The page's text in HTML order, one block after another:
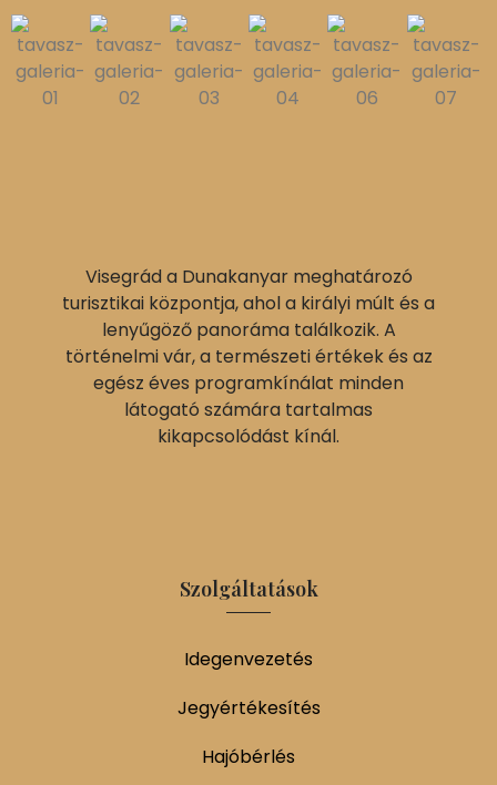
Visegrád a Dunakanyar meghatározó
turisztikai központja, ahol a királyi múlt és a
lenyűgöző panoráma találkozik. A
történelmi vár, a természeti értékek és az
egész éves programkínálat minden
látogató számára tartalmas
kikapcsolódást kínál.
Szolgáltatások
Idegenvezetés
Jegyértékesítés
Hajóbérlés